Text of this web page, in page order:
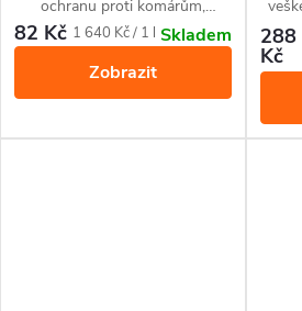
ochranu proti komárům,
klíšťatům a muchničkám.
Neobsahuje DEET.
82 Kč Měrná
1 640 Kč / 1 l Skladem
Zobrazit
288
Kč